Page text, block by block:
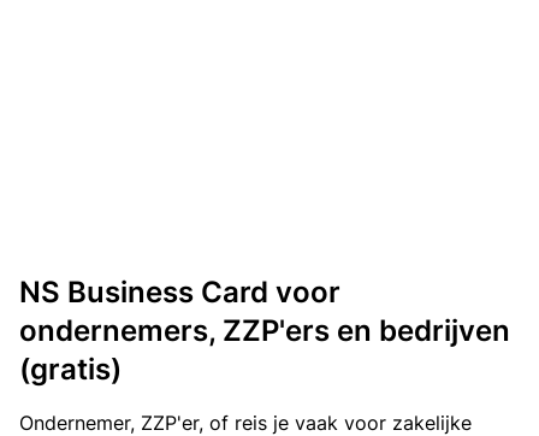
NS Business Card voor
ondernemers, ZZP'ers en bedrijven
(gratis)
Ondernemer, ZZP'er, of reis je vaak voor zakelijke